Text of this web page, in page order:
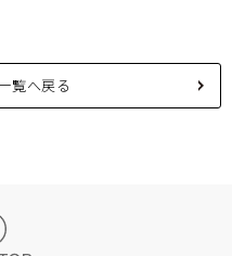
覧へ戻る